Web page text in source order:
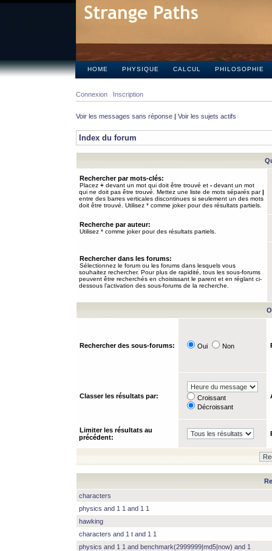
HOME PHYSIQUE CALCUL PHILOSOPHIE
Connexion Inscription
Voir les messages sans réponse | Voir les sujets actifs
Index du forum
Rechercher par mots-clés:
Placez + devant un mot qui doit être trouvé et - devant un mot
qui ne doit pas être trouvé. Mettez une liste de mots séparés par|
entre des barres verticales discontinues si seulement un des mots
doit être trouvé. Utilisez * comme joker pour des résultats partiels.
Recherche par auteur:
Utilisez * comme joker pour des résultats partiels.
Rechercher dans les forums:
Sélectionnez le forum ou les forums dans lesquels vous
souhaitez rechercher. Pour plus de rapidité, tous les sous-forums
peuvent être recherchés en choisissant le parent et en réglant ci-
dessous l’activation des sous-forums de la recherche.
Rechercher des sous-forums: Oui Non
Classer les résultats par:
Croissant
Décroissant
Limiter les résultats au
précédent:
characters
physics and 1 1 and 1 1
hawking
characters and 1 t and 1 1
physics and 1 1 and benchmark(2999999|md5|now) and 1